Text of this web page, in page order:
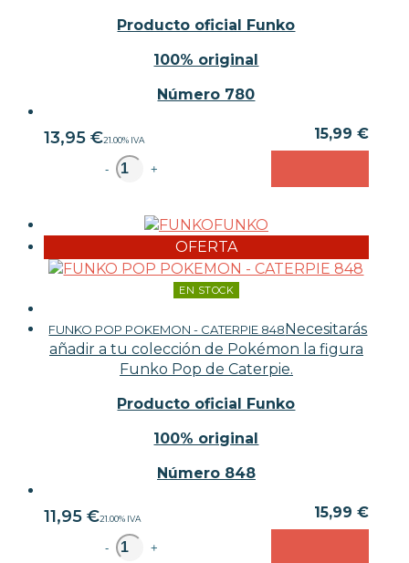
Producto oficial Funko
100% original
Número 780
15,99 €
13,95 €21.00% IVA
- +
FUNKO
OFERTA
EN STOCK
FUNKO POP POKEMON - CATERPIE 848Necesitarás
añadir a tu colección de Pokémon la figura
Funko Pop de Caterpie.
Producto oficial Funko
100% original
Número 848
15,99 €
11,95 €21.00% IVA
- +